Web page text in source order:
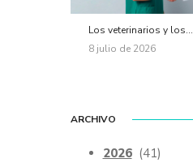
Los veterinarios y los...
8 julio de 2026
ARCHIVO
2026 (41)